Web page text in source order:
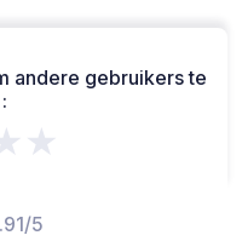
andere gebruikers te
5